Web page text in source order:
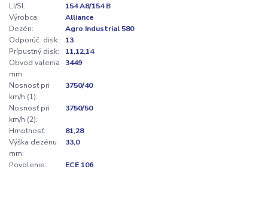
LI/SI:
154 A8/154 B
Výrobca:
Alliance
Dezén:
Agro Industrial 580
Odporúč. disk:
13
Prípustný disk:
11,12,14
Obvod valenia
mm:
3449
Nosnosť pri
km/h (1):
3750/40
Nosnosť pri
km/h (2):
3750/50
Hmotnosť:
81,28
Výška dezénu
mm:
33,0
Povolenie: ECE 106